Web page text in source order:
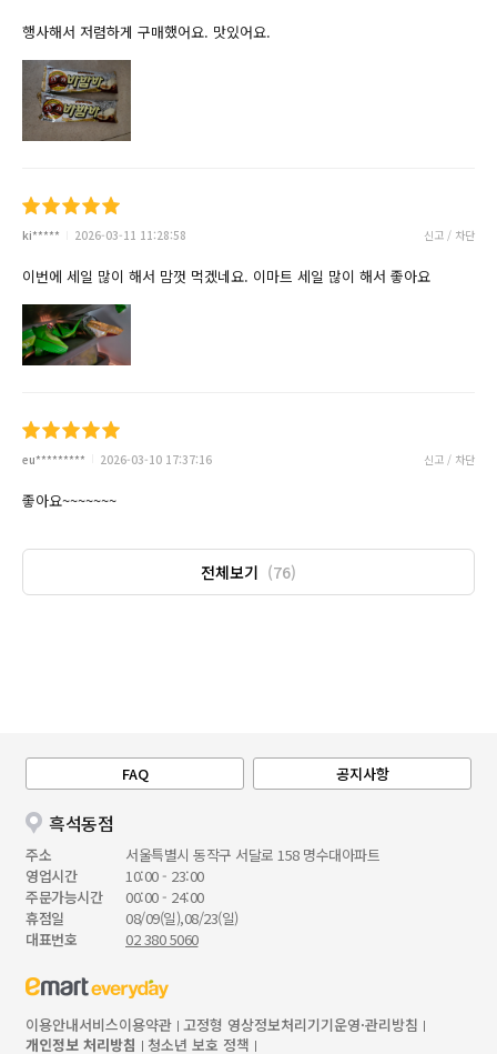
행사해서 저렴하게 구매했어요. 맛있어요.
ki***** 2026-03-11 11:28:58 신고 / 차단
이번에 세일 많이 해서 맘껏 먹겠네요. 이마트 세일 많이 해서 좋아요
eu********* 2026-03-10 17:37:16 신고 / 차단
좋아요~~~~~~~
전체보기 (76)
FAQ 공지사항
흑석동점
주소
서울특별시 동작구 서달로 158 명수대아파트
영업시간
10:00 - 23:00
주문가능시간
00:00 - 24:00
휴점일
08/09(일),08/23(일)
대표번호
02 380 5060
이용안내서비스이용약관 고정형 영상정보처리기기운영·관리방침
개인정보 처리방침
청소년 보호 정책